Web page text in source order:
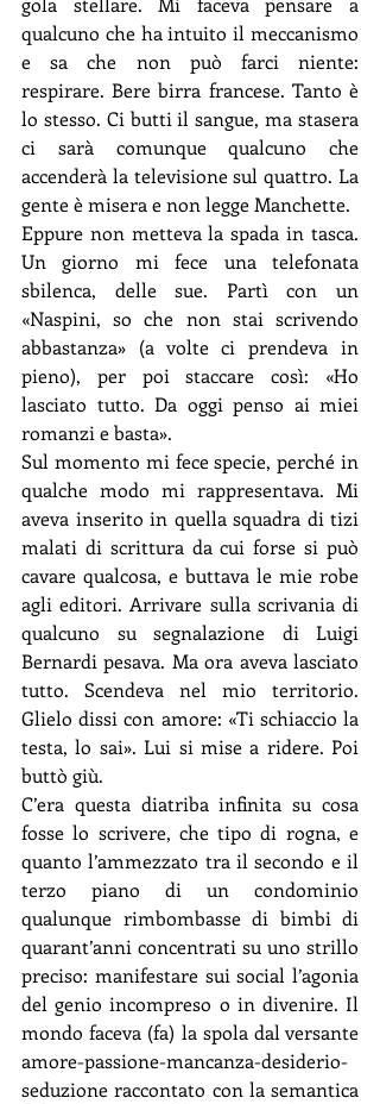
qualcuno che ha intuito il meccanismo
e sa che non può farci niente:
respirare. Bere birra francese. Tanto è
lo stesso. Ci butti il sangue, ma stasera
ci sarà comunque qualcuno che
accenderà la televisione sul quattro. La
gente è misera e non legge Manchette.
Eppure non metteva la spada in tasca.
Un giorno mi fece una telefonata
sbilenca, delle sue. Partì con un
«Naspini, so che non stai scrivendo
abbastanza» (a volte ci prendeva in
pieno), per poi staccare così: «Ho
lasciato tutto. Da oggi penso ai miei
romanzi e basta».
Sul momento mi fece specie, perché in
qualche modo mi rappresentava. Mi
aveva inserito in quella squadra di tizi
malati di scrittura da cui forse si può
cavare qualcosa, e buttava le mie robe
agli editori. Arrivare sulla scrivania di
qualcuno su segnalazione di Luigi
Bernardi pesava. Ma ora aveva lasciato
tutto. Scendeva nel mio territorio.
Glielo dissi con amore: «Ti schiaccio la
testa, lo sai». Lui si mise a ridere. Poi
buttò giù.
C’era questa diatriba infinita su cosa
fosse lo scrivere, che tipo di rogna, e
quanto l’ammezzato tra il secondo e il
terzo piano di un condominio
qualunque rimbombasse di bimbi di
quarant’anni concentrati su uno strillo
preciso: manifestare sui social l’agonia
del genio incompreso o in divenire. Il
mondo faceva (fa) la spola dal versante
amore-passione-mancanza-desiderio-
seduzione raccontato con la semantica